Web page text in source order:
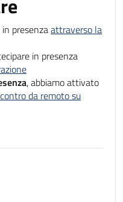
presenzaattraverso la
in presenza
, abbiamo attivato
da remoto su